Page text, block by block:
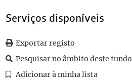
0044
Sem título 1906-05-22
0046 Sem título
0105 Sem título 1906-06-25
Serviços disponíveis
Exportar registo
Pesquisar no âmbito deste fundo
Adicionar à minha lista